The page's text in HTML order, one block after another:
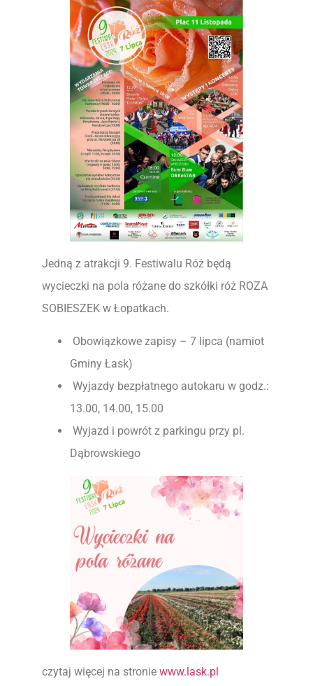
Jedną z atrakcji 9. Festiwalu Róż będą
wycieczki na pola różane do szkółki róż ROZA
SOBIESZEK w Łopatkach.
Obowiązkowe zapisy – 7 lipca (namiot
Gminy Łask)
Wyjazdy bezpłatnego autokaru w godz.:
13.00, 14.00, 15.00
Wyjazd i powrót z parkingu przy pl.
Dąbrowskiego
czytaj więcej na stronie www.lask.pl